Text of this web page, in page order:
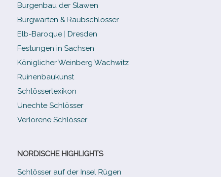
Burgenbau der Slawen
Burgwarten & Raubschlösser
Elb-​Baroque | Dresden
Festungen in Sachsen
Königlicher Weinberg Wachwitz
Ruinenbaukunst
Schlösserlexikon
Unechte Schlösser
Verlorene Schlösser
NORDISCHE HIGHLIGHTS
Schlösser auf der Insel Rügen